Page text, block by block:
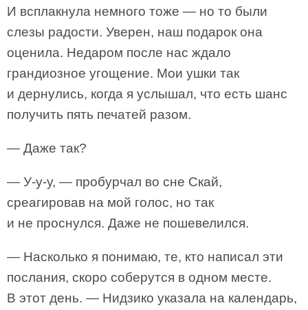
И всплакнула немного тоже — но то были
слезы радости. Уверен, наш подарок она
оценила. Недаром после нас ждало
грандиозное угощение. Мои ушки так
и дернулись, когда я услышал, что есть шанс
получить пять печатей разом.
— Даже так?
— У-у-у, — пробурчал во сне Скай,
среагировав на мой голос, но так
и не проснулся. Даже не пошевелился.
— Насколько я понимаю, те, кто написал эти
послания, скоро соберутся в одном месте.
В этот день. — Нидзико указала на календарь,